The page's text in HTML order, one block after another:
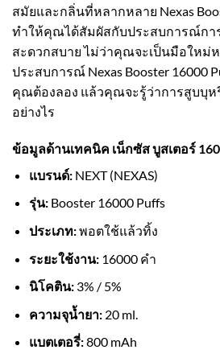
สมัยและกลิ่นที่หลากหลาย Nexas
ทำให้คุณได้สัมผัสกับประสบการณ์กา
สะดวกสบาย ไม่ว่าคุณจะเป็นมือใหม่
ประสบการณ์ Nexas Booster 16000
คุณต้องลอง แล้วคุณจะรู้ว่าการสูบบุห
อย่างไร
ข้อมูลด้านเทคนิค เน็กซัส บูสเตอร์
แบรนด์:NEXT (NEXAS)
รุ่น:Booster 16000 Puffs
ประเภท:พอตใช้แล้วทิ้ง
ระยะใช้งาน:16000 คำ
นิโคติน:3% / 5%
ความจุน้ำยา:20 ml.
แบตเตอรี่:800 mAh